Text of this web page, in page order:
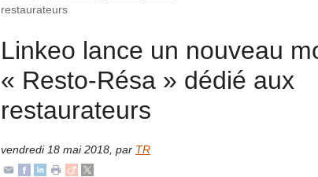
restaurateurs
Linkeo lance un nouveau
« Resto-Résa » dédié aux
restaurateurs
vendredi 18 mai 2018 par TR